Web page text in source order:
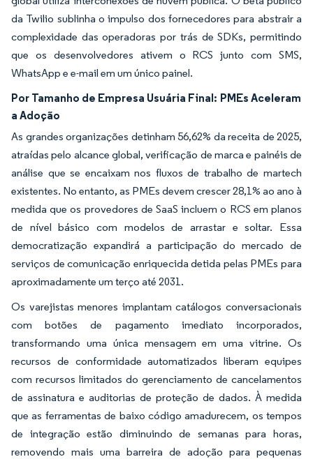
da Twilio sublinha o impulso dos fornecedores para abstrair a
complexidade das operadoras por trás de SDKs, permitindo
que os desenvolvedores ativem o RCS junto com SMS,
WhatsApp e e-mail em um único painel.
Por Tamanho de Empresa Usuária Final: PMEs Aceleram
a Adoção
As grandes organizações detinham 56,62% da receita de 2025,
atraídas pelo alcance global, verificação de marca e painéis de
análise que se encaixam nos fluxos de trabalho de martech
existentes. No entanto, as PMEs devem crescer 28,1% ao ano à
medida que os provedores de SaaS incluem o RCS em planos
de nível básico com modelos de arrastar e soltar. Essa
democratização expandirá a participação do mercado de
serviços de comunicação enriquecida detida pelas PMEs para
aproximadamente um terço até 2031.
Os varejistas menores implantam catálogos conversacionais
com botões de pagamento imediato incorporados,
transformando uma única mensagem em uma vitrine. Os
recursos de conformidade automatizados liberam equipes
com recursos limitados do gerenciamento de cancelamentos
de assinatura e auditorias de proteção de dados. À medida
que as ferramentas de baixo código amadurecem, os tempos
de integração estão diminuindo de semanas para horas,
removendo mais uma barreira de adoção para pequenas